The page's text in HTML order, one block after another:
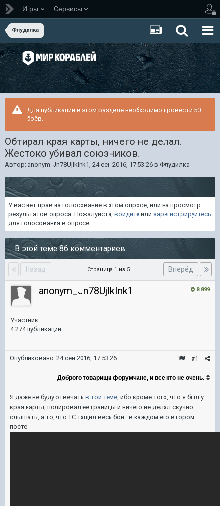
Игры Сервисы
Флудилка
Для публикации в этом разделе необходимо провести 50
боёв.
Обтирал края карты, ничего не делал.
Жестоко убивал союзников.
Автор: anonym_Jn78UjIkInk1, 24 сен 2016, 17:53:26 в Флудилка
У вас нет прав на голосование в этом опросе, или на просмотр
результатов опроса. Пожалуйста, войдите или зарегистрируйтесь
для голосования в опросе.
В этой теме 86 комментариев
Назад Вперёд
Страница 1 из 5
8 899
anonym_Jn78UjIkInk1
Участник
4 274 публикации
#1
Опубликовано: 24 сен 2016, 17:53:26
Доброго товарищи форумчане, и все кто не очень. ©
Я даже не буду отвечать в той теме, ибо кроме того, что я был у
края карты, полировал её границы и ничего не делал скучно
слышать, а то, что ТС тащил весь бой...в каждом его втором
посте.